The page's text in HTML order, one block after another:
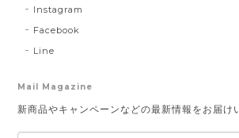
Instagram
Facebook
Line
Mail Magazine
新商品やキャンペーンなどの最新情報をお届け